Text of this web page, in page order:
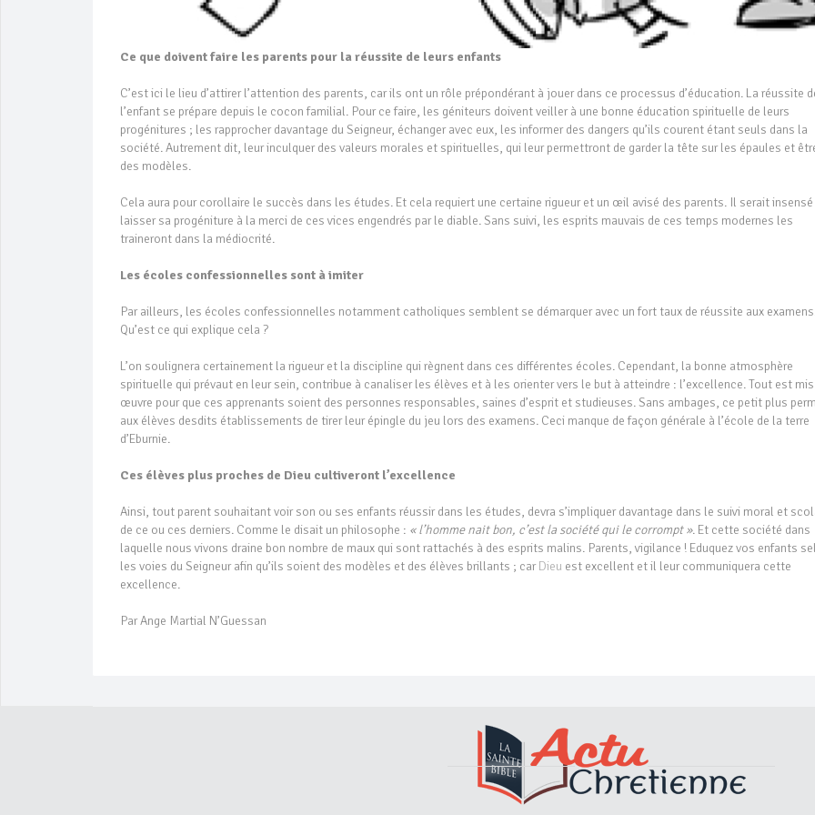
Ce que doivent faire les parents pour la réussite de leurs enfants
C’est ici le lieu d’attirer l’attention des parents, car ils ont un rôle prépondérant à jouer dans ce processus d’éducation. La réussite
l’enfant se prépare depuis le cocon familial. Pour ce faire, les géniteurs doivent veiller à une bonne éducation spirituelle de leurs
progénitures ; les rapprocher davantage du Seigneur, échanger avec eux, les informer des dangers qu’ils courent étant seuls dans la
société. Autrement dit, leur inculquer des valeurs morales et spirituelles, qui leur permettront de garder la tête sur les épaules et
des modèles.
Cela aura pour corollaire le succès dans les études. Et cela requiert une certaine rigueur et un œil avisé des parents. Il serait insensé
laisser sa progéniture à la merci de ces vices engendrés par le diable. Sans suivi, les esprits mauvais de ces temps modernes les
traineront dans la médiocrité.
Les écoles confessionnelles sont à imiter
Par ailleurs, les écoles confessionnelles notamment catholiques semblent se démarquer avec un fort taux de réussite aux
Qu’est ce qui explique cela ?
L’on soulignera certainement la rigueur et la discipline qui règnent dans ces différentes écoles. Cependant, la bonne atmosphère
spirituelle qui prévaut en leur sein, contribue à canaliser les élèves et à les orienter vers le but à atteindre : l’excellence. Tout est mis
œuvre pour que ces apprenants soient des personnes responsables, saines d’esprit et studieuses. Sans ambages, ce petit plus
aux élèves desdits établissements de tirer leur épingle du jeu lors des examens. Ceci manque de façon générale à l’école de la terre
d’Eburnie.
Ces élèves plus proches de Dieu cultiveront l’excellence
Ainsi, tout parent souhaitant voir son ou ses enfants réussir dans les études, devra s’impliquer davantage dans le suivi moral et
de ce ou ces derniers. Comme le disait un philosophe : « l’homme nait bon, c’est la société qui le corrompt ». Et cette société dans
laquelle nous vivons draine bon nombre de maux qui sont rattachés à des esprits malins. Parents, vigilance ! Eduquez vos enfants
les voies du Seigneur afin qu’ils soient des modèles et des élèves brillants ; carDieu est excellent et il leur communiquera cette
excellence.
Par Ange Martial N’Guessan